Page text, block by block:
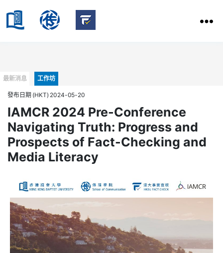
HKBU
of
Communication
Categories
最新消息 工作坊
發布日期 (HKT) 2024-05-20
IAMCR 2024 Pre-Conference
Navigating Truth: Progress and
Prospects of Fact-Checking and
Media Literacy